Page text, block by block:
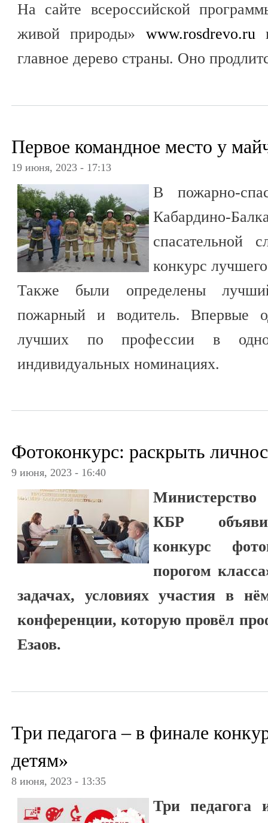
На сайте всероссийской
живой природы» www.rosdrevo.ru
главное дерево страны. Оно
Первое командное место у
19 июня, 2023 - 17:13
В пожарно-
Кабардино-
спасательной
конкурс
Также были определены
пожарный и водитель. Впервые
лучших по профессии в
индивидуальных номинациях.
Фотоконкурс: раскрыть
9 июня, 2023 - 16:40
КБР
конкурс
порогом
задачах, условиях участия в
конференции, которую провёл
Езаов.
Три педагога – в финале
детям»
8 июня, 2023 - 13:35
Три педагога